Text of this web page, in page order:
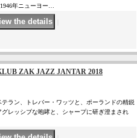
年ニューヨー…
ZAK JAZZ JANTAR 2018
ラン、トレバー・ワッツと、ポーランドの精鋭
レッシブな咆哮と、シャープに研ぎ澄まされ